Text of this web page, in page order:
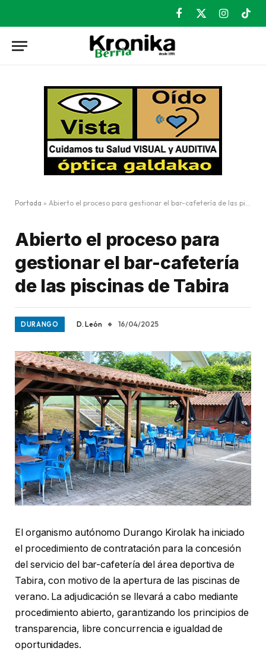
Facebook
X
Instagram
Portada » Abierto el proceso para gestionar el bar-cafetería de las piscinas de Tabira
Abierto el proceso para
gestionar el bar-cafetería
de las piscinas de Tabira
DURANGO D. León 16/04/2025
El organismo autónomo Durango Kirolak ha iniciado
el procedimiento de contratación para la concesión
del servicio del bar-cafetería del área deportiva de
Tabira, con motivo de la apertura de las piscinas de
verano. La adjudicación se llevará a cabo mediante
procedimiento abierto, garantizando los principios de
transparencia, libre concurrencia e igualdad de
oportunidades.